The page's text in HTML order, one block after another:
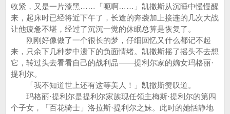
收紧，又是一片漆黑……「呃啊……」凯撒斯从沉睡中慢慢醒
来，起床时已经将近下午了，长途的奔袭加上接连的几次大战
让他疲惫不堪，经过了沉沉一觉的休眠总算是恢复了。
刚刚好像做了一个很长的梦，仔细回忆又什么都记不起
来，只余下几种梦中遗下的负面情绪。凯撒斯摇了摇头不去想
它，转过头去看看自己的战利品——提利尔家的嫡女玛格丽·
提利尔。
「我不知道世上还有这等美人！」凯撒斯赞叹道。
玛格丽·提利尔是提利尔家族现任领主梅斯·提利尔的第四
个子女，「百花骑士」洛拉斯·提利尔之妹。此时的她恬静地